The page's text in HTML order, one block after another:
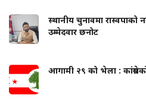
स्थानीय चुनावमा रास्वपाको
उम्मेदवार छनोट
आगामी २९ को भेला :